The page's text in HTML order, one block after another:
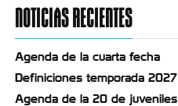
NOTICIAS RECIENTES
Agenda de la cuarta fecha
Definiciones temporada 2027
Agenda de la 20 de juveniles